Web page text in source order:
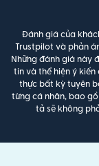
Đánh giá của
Trustpilot và phản
Những đánh giá này
tin và thể hiện ý kiến
thực bất kỳ tuyên
từng cá nhân, bao
tả sẽ không